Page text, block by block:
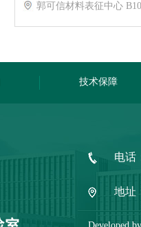
郭可信材料表征中心
技术保障
电话
地址